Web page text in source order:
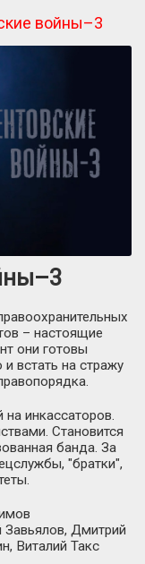
войны–3
– настоящие
они готовы
встать на стражу
на инкассаторов.
Становится
банда. За
"братки",
Завьялов, Дмитрий
Виталий Такс